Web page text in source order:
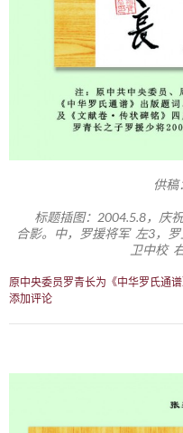
供
标题插图：2004.5.8，庆
合影。中，罗援将军 左3，
卫中校
原中央委员罗青长为《中华罗氏通
添加评论